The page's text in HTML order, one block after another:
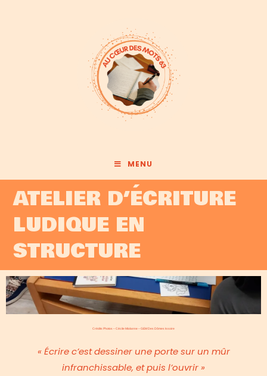
MENU
ATELIER D’ÉCRITURE
LUDIQUE EN
STRUCTURE
Crédits Photos – Cécile Miolanne – GEM Des Dômes Issoire
« Écrire c’est dessiner une porte sur un mûr
infranchissable, et puis l’ouvrir »